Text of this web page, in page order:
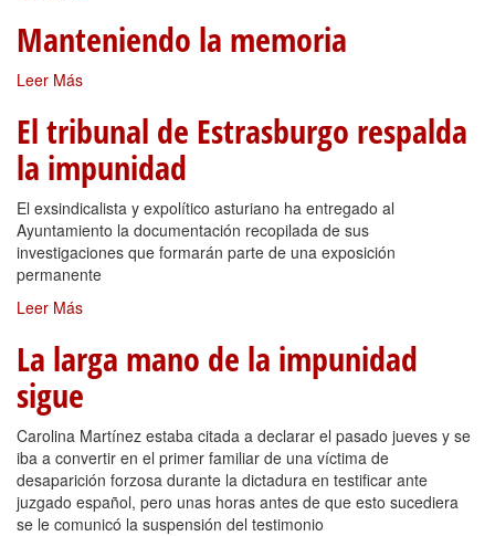
Manteniendo la memoria
Leer Más
El tribunal de Estrasburgo respalda
la impunidad
El exsindicalista y expolítico asturiano ha entregado al
Ayuntamiento la documentación recopilada de sus
investigaciones que formarán parte de una exposición
permanente
Leer Más
La larga mano de la impunidad
sigue
Carolina Martínez estaba citada a declarar el pasado jueves y se
iba a convertir en el primer familiar de una víctima de
desaparición forzosa durante la dictadura en testificar ante
juzgado español, pero unas horas antes de que esto sucediera
se le comunicó la suspensión del testimonio